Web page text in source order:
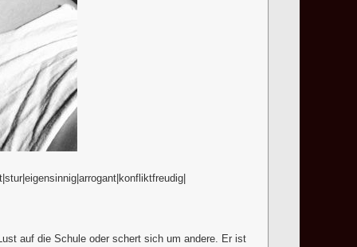
auf die Schule oder schert sich um andere. Er ist